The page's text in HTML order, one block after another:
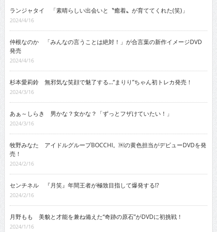
ランジャタイ 「素晴らしい出会いと〝癒着〟が育ててくれた(笑)」
2024/4/16
仲根なのか 「みんなの言うことは絶対！」が合言葉の新作イメージDVD
発売
2024/4/16
杉本愛莉鈴 無邪気な笑顔で魅了する…“まりり”ちゃん初トレカ発売！
2024/3/16
あぁ～しらき 男かな？女かな？「ずっとフザけていたい！」
2024/3/16
牧野みなた アイドルグループBOCCHI。￼の黄色担当がデビューDVDを発
売！
2024/2/16
センチネル 『月笑』年間王者が極致目指して爆発する!?
2024/2/16
月野もも 美貌と才能を兼ね備えた“奇跡の原石”がDVDに初挑戦！
2024/1/16